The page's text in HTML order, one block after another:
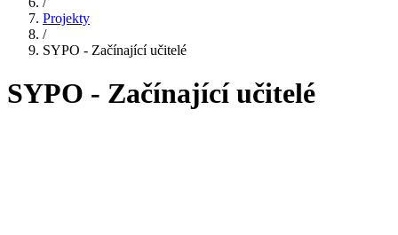
Projekty
/
SYPO - Začínající učitelé
SYPO - Začínající učitelé